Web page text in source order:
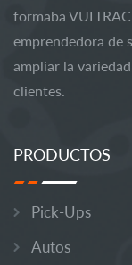
formaba
emprendedora de
ampliar la
clientes.
PRODUCTOS
Pick-Ups
Autos